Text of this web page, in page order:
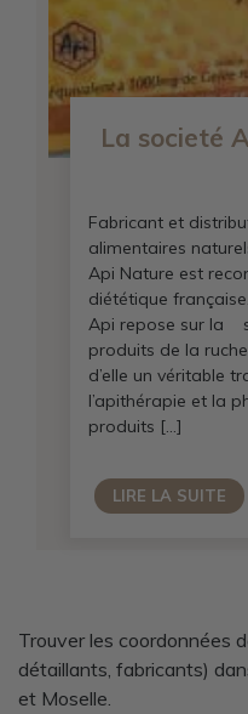
La societé
Fabricant et
alimentaires
Api Nature est
diététique
Api repose sur la
produits de la
d’elle un véritable
l’apithérapie et la
produits […]
LIRE LA SUITE
Trouver les coordonnées
détaillants, fabricants)
et Moselle.